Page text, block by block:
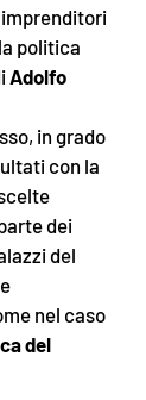
imprenditori
politica
Adolfo
in grado
con la
dei
del
nel caso
del